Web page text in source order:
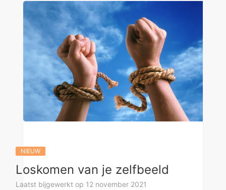
NIEUW
Loskomen van je zelfbeeld
Laatst bijgewerkt op 12 november 2021